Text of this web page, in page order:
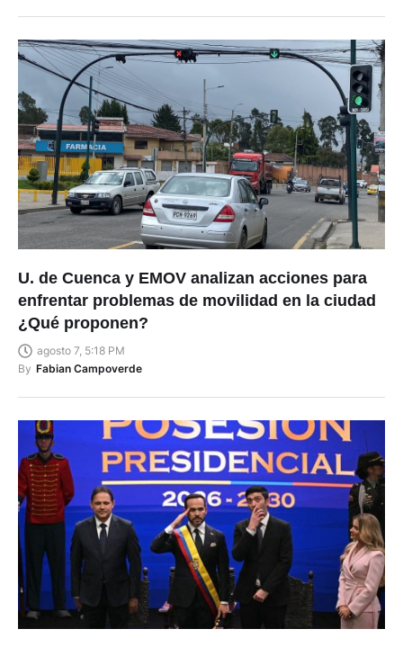
U. de Cuenca y EMOV analizan acciones para
enfrentar problemas de movilidad en la ciudad
¿Qué proponen?
agosto 7, 5:18 PM
By Fabian Campoverde